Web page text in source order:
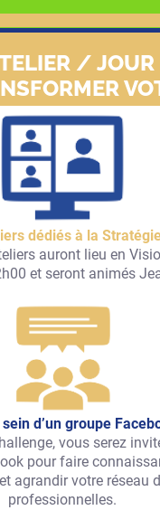
/ JOUR
dédiés à la
auront lieu en
et seront animés
d’un groupe
vous serez
pour faire
agrandir votre réseau
professionnelles.